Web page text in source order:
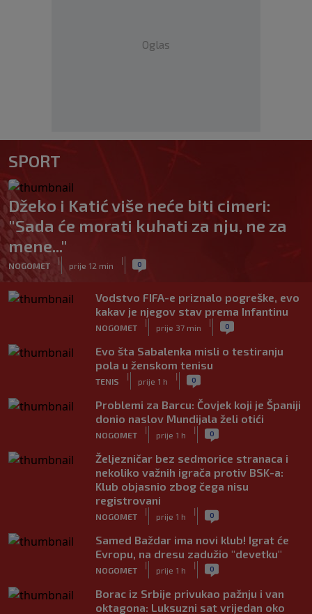
Oglas
SPORT
Džeko i Katić više neće biti cimeri:
"Sada će morati kuhati za nju, ne za
mene..."
NOGOMET
|
prije 12 min
| 0
Vodstvo FIFA-e priznalo pogreške, evo
kakav je njegov stav prema Infantinu
NOGOMET
|
prije 37 min
| 0
Evo šta Sabalenka misli o testiranju
pola u ženskom tenisu
TENIS
|
prije 1 h
| 0
Problemi za Barcu: Čovjek koji je Španiji
donio naslov Mundijala želi otići
NOGOMET
|
prije 1 h
| 0
Željezničar bez sedmorice stranaca i
nekoliko važnih igrača protiv BSK-a:
Klub objasnio zbog čega nisu
registrovani
NOGOMET
|
prije 1 h
| 0
Samed Baždar ima novi klub! Igrat će
Evropu, na dresu zadužio "devetku"
NOGOMET
|
prije 1 h
| 0
Borac iz Srbije privukao pažnju i van
oktagona: Luksuzni sat vrijedan oko